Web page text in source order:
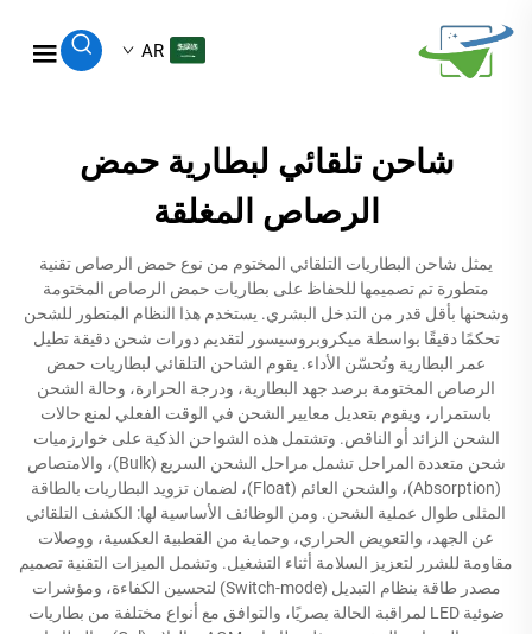
AR
شاحن تلقائي لبطارية حمض
الرصاص المغلقة
يمثل شاحن البطاريات التلقائي المختوم من نوع حمض الرصاص تقنية
متطورة تم تصميمها للحفاظ على بطاريات حمض الرصاص المختومة
وشحنها بأقل قدر من التدخل البشري. يستخدم هذا النظام المتطور للشحن
تحكمًا دقيقًا بواسطة ميكروبروسيسور لتقديم دورات شحن دقيقة تطيل
عمر البطارية وتُحسّن الأداء. يقوم الشاحن التلقائي لبطاريات حمض
الرصاص المختومة برصد جهد البطارية، ودرجة الحرارة، وحالة الشحن
باستمرار، ويقوم بتعديل معايير الشحن في الوقت الفعلي لمنع حالات
الشحن الزائد أو الناقص. وتشتمل هذه الشواحن الذكية على خوارزميات
شحن متعددة المراحل تشمل مراحل الشحن السريع (Bulk)، والامتصاص
(Absorption)، والشحن العائم (Float)، لضمان تزويد البطاريات بالطاقة
المثلى طوال عملية الشحن. ومن الوظائف الأساسية لها: الكشف التلقائي
عن الجهد، والتعويض الحراري، وحماية من القطبية العكسية، ووصلات
مقاومة للشرر لتعزيز السلامة أثناء التشغيل. وتشمل الميزات التقنية تصميم
مصدر طاقة بنظام التبديل (Switch-mode) لتحسين الكفاءة، ومؤشرات
ضوئية LED لمراقبة الحالة بصريًا، والتوافق مع أنواع مختلفة من بطاريات